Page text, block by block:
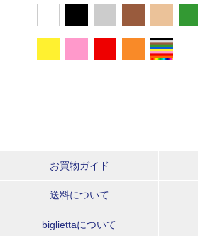
お買物ガイド
送料について
bigliettaについて